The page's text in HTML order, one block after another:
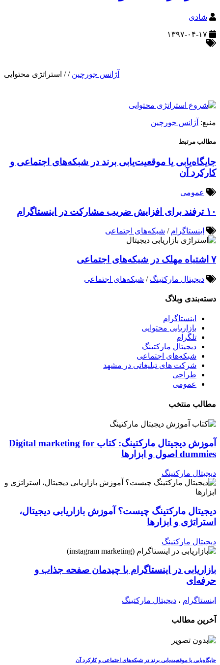
شادی
آژانس جورچین /
/ استراتژی محتوایی
منبع: آژانس جورچین
مطالب مرتبط
جایگاه‌یابی یا موقعیت‌یابی برند در شبکه‌های اجتماعی و
کارکرد آن
عمومی
۱۰ ترفند برای افزایش ضریب مشارکت در اینستاگرام
اینستاگرام / شبکه‌های اجتماعی
۷ اشتباه مهلک در شبکه‌های اجتماعی
دیجیتال مارکتینگ / شبکه‌های اجتماعی
دسته‌بندی وبلاگ
اینستاگرام
بازاریابی محتوایی
تلگرام
دیجیتال مارکتینگ
شبکه‌های اجتماعی
شرکت های تبلیغاتی در مشهد
طراحی
عمومی
مطالب منتخب
آموزش دیجیتال مارکتینگ: کتاب Digital marketing for
dummies اصول و ابزارها
دیجیتال مارکتینگ
دیجیتال مارکتینگ چیست؟ آموزش بازاریابی دیجیتال،
استراتژی و ابزارها
دیجیتال مارکتینگ
بازاریابی در اینستاگرام با چیدمان صفحه جذاب و
حرفه‌ای
اینستاگرام ، دیجیتال مارکتینگ
آخرین مطالب
جایگاه‌یابی یا موقعیت‌یابی برند در شبکه‌های اجتماعی و کارکرد آن